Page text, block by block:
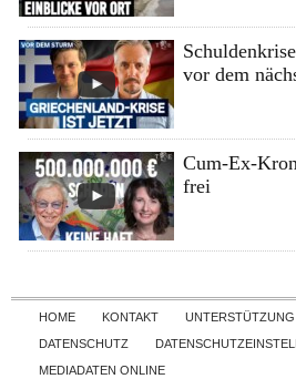
vor dem
Cum-Ex-
frei
Skip
HOME KONTAKT UNTERSTÜTZUNG
DATENSCHUTZ
MEDIADATEN ONLINE